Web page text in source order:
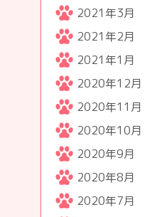
2021年3月
2021年2月
2021年1月
2020年12月
2020年11月
2020年10月
2020年9月
2020年8月
2020年7月